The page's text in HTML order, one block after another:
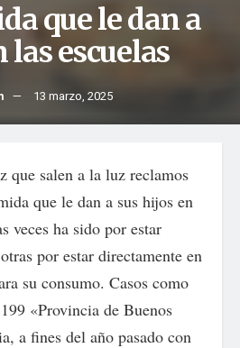
que le dan a
las escuelas
13 marzo, 2025
que salen a la luz reclamos
que le dan a sus hijos en
veces ha sido por estar
por estar directamente en
su consumo. Casos como
«Provincia de Buenos
a fines del año pasado con